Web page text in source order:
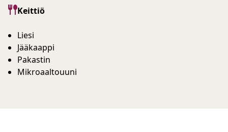
Keittiö
Liesi
Jääkaappi
Pakastin
Mikroaaltouuni